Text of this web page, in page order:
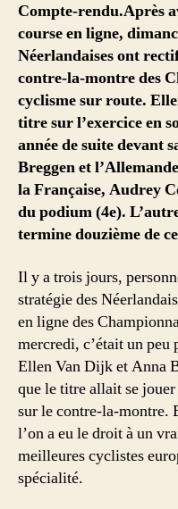
Compte-rendu.Après
course en ligne,
Néerlandaises ont
contre-la-montre des
cyclisme sur route.
titre sur l’exercice en
année de suite devant
Breggen et
la Française, Audrey
du podium (4e).
termine douzième de
Il y a trois jours,
stratégie des
en ligne des
mercredi, c’était un
Ellen Van Dijk et Anna
que le titre allait se
sur le contre-la-montre.
l’on a eu le droit à un
meilleures cyclistes
spécialité.